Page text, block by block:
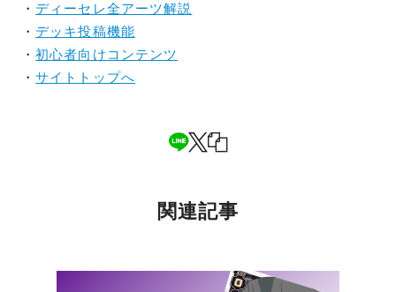
・ ディーセレ全アーツ解説
・ デッキ投稿機能
・初心者向けコンテンツ
・サイトトップへ
関連記事